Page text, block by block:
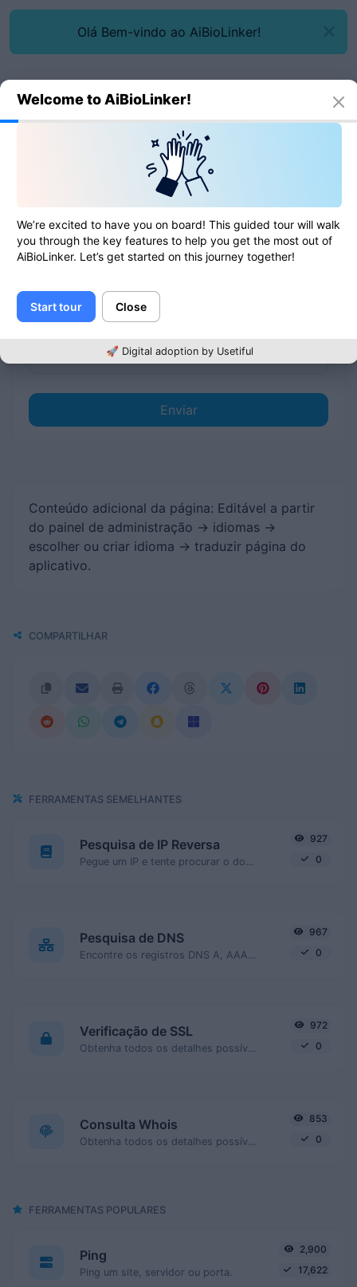
Olá Bem-vindo ao AiBioLinker!
Pesquisa de IP
Pesquisa de IP
Enviar
Conteúdo adicional da página: Editável a partir
do painel de administração -> idiomas ->
escolher ou criar idioma -> traduzir página do
aplicativo.
COMPARTILHAR
FERRAMENTAS SEMELHANTES
Pesquisa de IP Reversa
927
0
Pesquisa de DNS
967
0
Verificação de SSL
972
0
Consulta Whois
853
0
FERRAMENTAS POPULARES
Ping
Ping um site, servidor ou porta.
2,900
17,622
Welcome to AiBioLinker!
We’re excited to have you on board! This guided tour will walk
you through the key features to help you get the most out of
AiBioLinker. Let’s get started on this journey together!
Start tour Close
🚀 Digital adoption by Usetiful